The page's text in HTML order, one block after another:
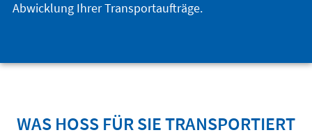
Abwicklung Ihrer Transportaufträge.
WAS HOSS FÜR SIE TRANSPORTIERT